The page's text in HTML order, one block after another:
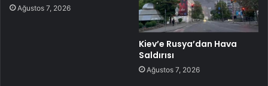
Ağustos 7, 2026
Kiev’e Rusya’dan Hava
Saldırısı
Ağustos 7, 2026